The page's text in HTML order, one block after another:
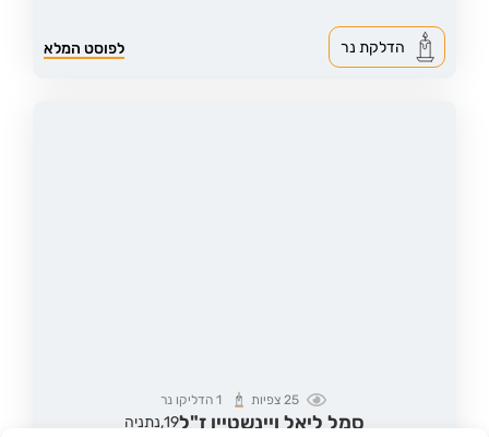
לפוסט המלא הדלקת נר
25צפיות 1 הדליקו נר
סמל ליאל ויינשטיין ז"ל19, נתניה